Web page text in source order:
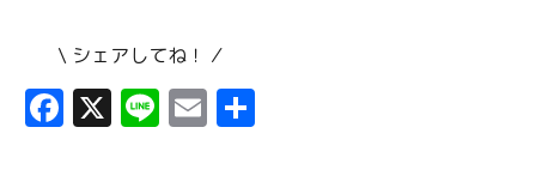
\ シェアしてね！ ⁄
F X Li E 共